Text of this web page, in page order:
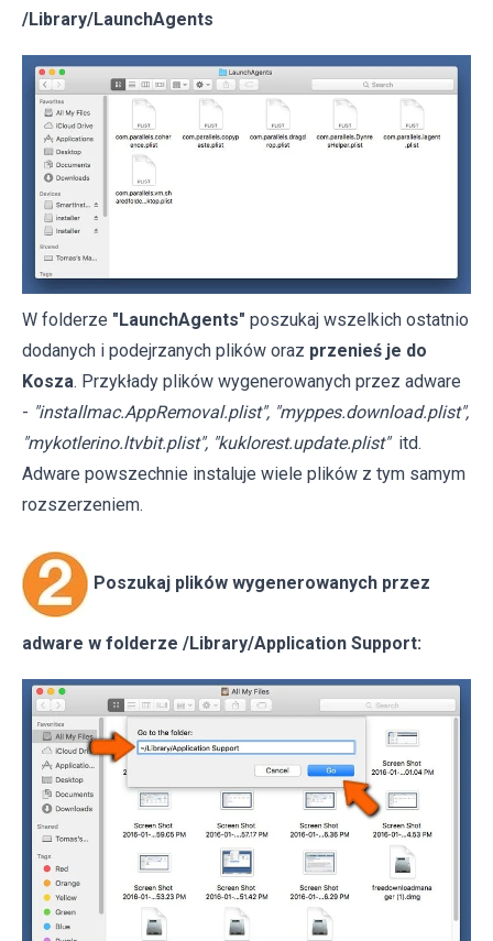
/Library/LaunchAgents
W folderze "LaunchAgents" poszukaj wszelkich ostatnio
dodanych i podejrzanych plików oraz przenieś je do
Kosza. Przykłady plików wygenerowanych przez adware
- "installmac.AppRemoval.plist", "myppes.download.plist",
"mykotlerino.ltvbit.plist", "kuklorest.update.plist" itd.
Adware powszechnie instaluje wiele plików z tym samym
rozszerzeniem.
Poszukaj plików wygenerowanych przez
adware w folderze /Library/Application Support: